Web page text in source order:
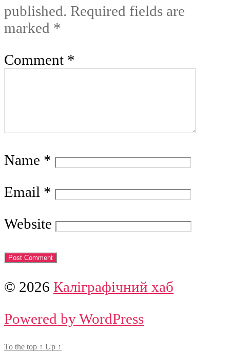
published. Required fields are
marked *
Comment *
Name *
Email *
Website
© 2026 Каліграфічний хаб
Powered by WordPress
To the top ↑ Up ↑